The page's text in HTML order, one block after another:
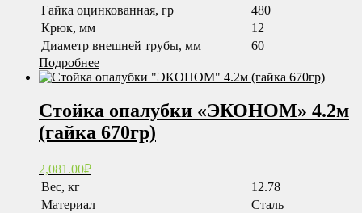
Гайка оцинкованная, гр
480
Крюк, мм
12
Диаметр внешней трубы, мм
60
Подробнее
Стойка опалубки «ЭКОНОМ» 4.2м
(гайка 670гр)
2,081.00₽
Вес, кг
12.78
Материал
Сталь